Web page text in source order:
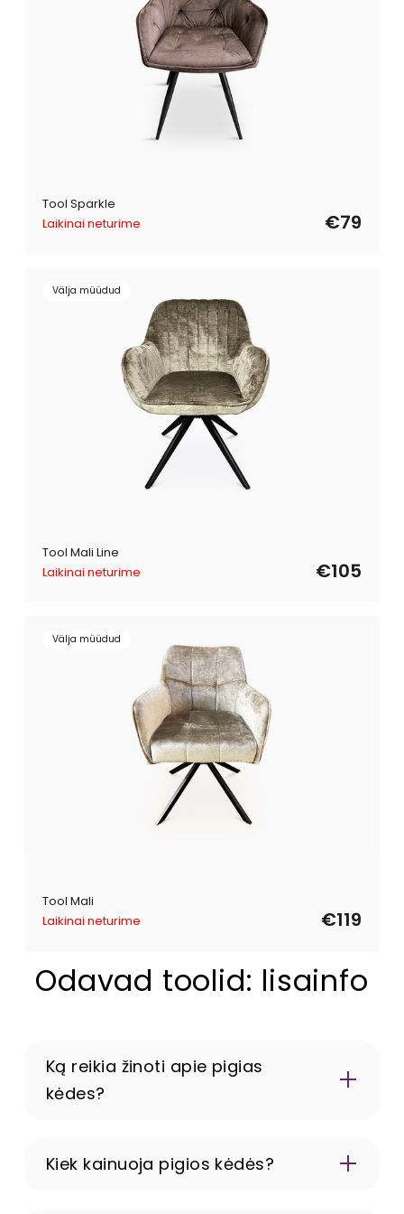
Tool Sparkle
Laikinai neturime
€79
Välja müüdud
Tool Mali Line
Laikinai neturime
€105
Välja müüdud
Tool Mali
Laikinai neturime
€119
Odavad toolid: lisainfo
Ką reikia žinoti apie pigias
kėdes?
Kiek kainuoja pigios kėdės?